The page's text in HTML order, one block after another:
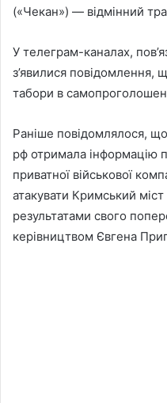
(«Чекан») — відмінний
У телеграм-каналах,
з’явилися повідомлення,
табори в
Раніше повідомлялося,
рф отримала інформацію
приватної військової
атакувати Кримський
результатами свого
керівництвом Євгена